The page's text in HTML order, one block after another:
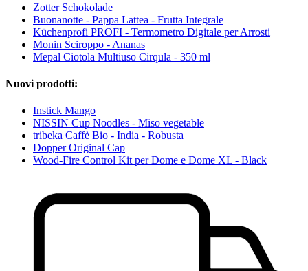
Zotter Schokolade
Buonanotte - Pappa Lattea - Frutta Integrale
Küchenprofi PROFI - Termometro Digitale per Arrosti
Monin Sciroppo - Ananas
Mepal Ciotola Multiuso Cirqula - 350 ml
Nuovi prodotti:
Instick Mango
NISSIN Cup Noodles - Miso vegetable
tribeka Caffè Bio - India - Robusta
Dopper Original Cap
Wood-Fire Control Kit per Dome e Dome XL - Black